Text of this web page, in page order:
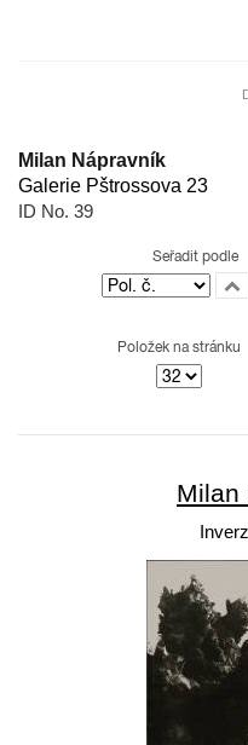
Milan Nápravník
Galerie Pštrossova 23
ID No. 39
Seřadit podle
Položek na stránku
Milan